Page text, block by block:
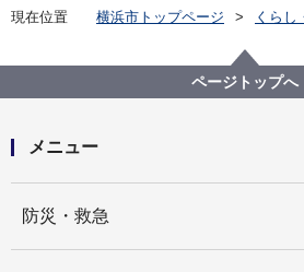
現在位置 横浜市トップページ
くらし
神奈川区デジ
（４）中央南部エリア
栗田
ページトップへ
メニュー
防災・救急